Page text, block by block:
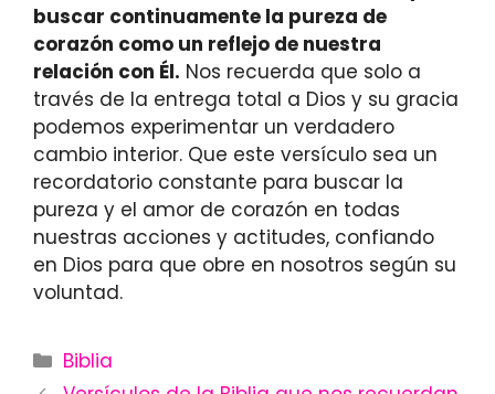
buscar continuamente la pureza de
corazón como un reflejo de nuestra
relación con Él. Nos recuerda que solo a
través de la entrega total a Dios y su gracia
podemos experimentar un verdadero
cambio interior. Que este versículo sea un
recordatorio constante para buscar la
pureza y el amor de corazón en todas
nuestras acciones y actitudes, confiando
en Dios para que obre en nosotros según su
voluntad.
Categories
Biblia